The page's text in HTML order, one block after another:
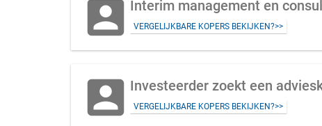
account_box Interim management en
VERGELIJKBARE KOPERS BEKIJKEN?>>
account_box Investeerder zoekt een
VERGELIJKBARE KOPERS BEKIJKEN?>>